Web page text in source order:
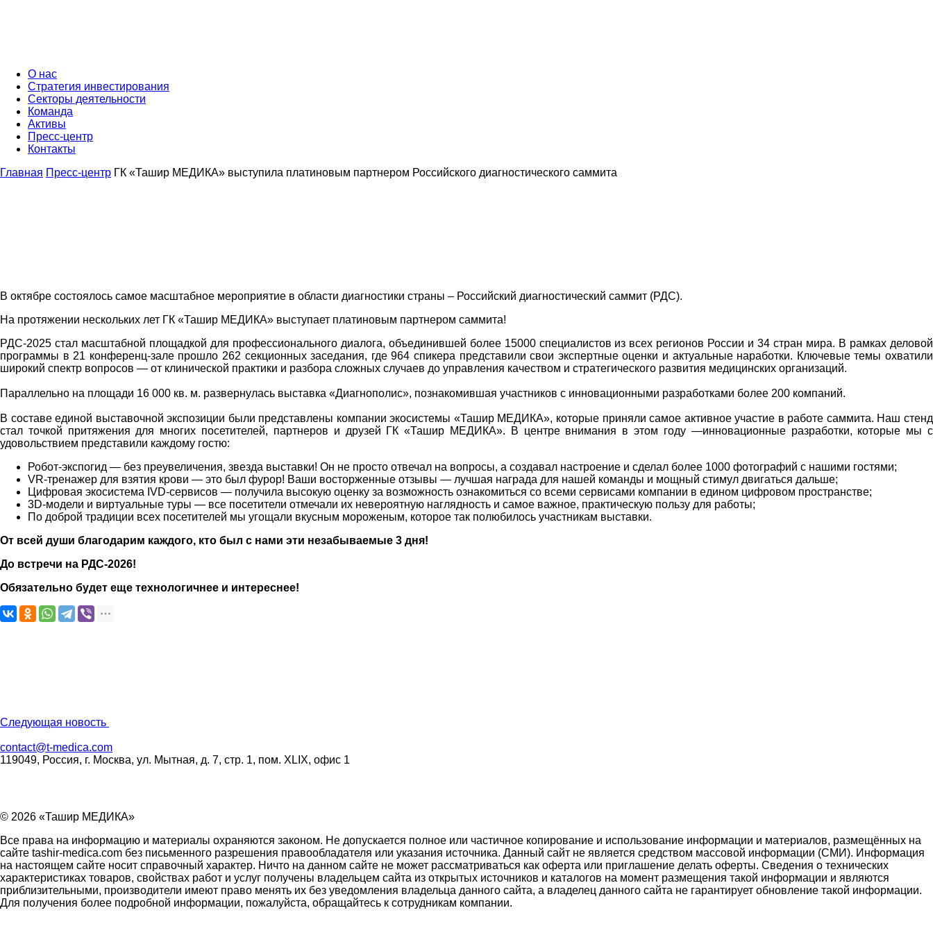
О нас
Стратегия инвестирования
Секторы деятельности
Команда
Активы
Пресс-центр
Контакты
Главная Пресс-центр ГК «Ташир МЕДИКА» выступила платиновым партнером Российского диагностического саммита
В октябре состоялось самое масштабное мероприятие в области диагностики страны – Российский диагностический саммит (РДС).
На протяжении нескольких лет ГК «Ташир МЕДИКА» выступает платиновым партнером саммита!
РДС-2025 стал масштабной площадкой для профессионального диалога, объединившей более 15000 специалистов из всех регионов России и 34 стран мира. В рамках деловой
программы в 21 конференц-зале прошло 262 секционных заседания, где 964 спикера представили свои экспертные оценки и актуальные наработки. Ключевые темы охватили
широкий спектр вопросов — от клинической практики и разбора сложных случаев до управления качеством и стратегического развития медицинских организаций.
Параллельно на площади 16 000 кв. м. развернулась выставка «Диагнополис», познакомившая участников с инновационными разработками более 200 компаний.
В составе единой выставочной экспозиции были представлены компании экосистемы «Ташир МЕДИКА», которые приняли самое активное участие в работе саммита. Наш стенд
стал точкой притяжения для многих посетителей, партнеров и друзей ГК «Ташир МЕДИКА». В центре внимания в этом году —инновационные разработки, которые мы с
удовольствием представили каждому гостю:
Робот-экспогид — без преувеличения, звезда выставки! Он не просто отвечал на вопросы, а создавал настроение и сделал более 1000 фотографий с нашими гостями;
VR-тренажер для взятия крови — это был фурор! Ваши восторженные отзывы — лучшая награда для нашей команды и мощный стимул двигаться дальше;
Цифровая экосистема IVD-сервисов — получила высокую оценку за возможность ознакомиться со всеми сервисами компании в едином цифровом пространстве;
3D-модели и виртуальные туры — все посетители отмечали их невероятную наглядность и самое важное, практическую пользу для работы;
По доброй традиции всех посетителей мы угощали вкусным мороженым, которое так полюбилось участникам выставки.
От всей души благодарим каждого, кто был с нами эти незабываемые 3 дня!
До встречи на РДС-2026!
Обязательно будет еще технологичнее и интереснее!
Следующая новость
contact@t-medica.com
119049, Россия, г. Москва, ул. Мытная, д. 7, стр. 1, пом. XLIX, офис 1
© 2026 «Ташир МЕДИКА»
Все права на информацию и материалы охраняются законом. Не допускается полное или частичное копирование и использование информации и материалов, размещённых на
сайте tashir-medica.com без письменного разрешения правообладателя или указания источника. Данный сайт не является средством массовой информации (СМИ). Информация
на настоящем сайте носит справочный характер. Ничто на данном сайте не может рассматриваться как оферта или приглашение делать оферты. Сведения о технических
характеристиках товаров, свойствах работ и услуг получены владельцем сайта из открытых источников и каталогов на момент размещения такой информации и являются
приблизительными, производители имеют право менять их без уведомления владельца данного сайта, а владелец данного сайта не гарантирует обновление такой информации.
Для получения более подробной информации, пожалуйста, обращайтесь к сотрудникам компании.